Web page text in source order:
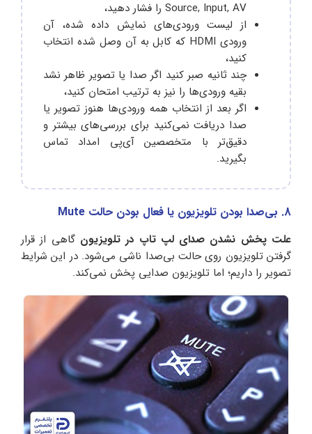
Source, Input, AV را فشار دهید،
از لیست ورودی‌های نمایش داده شده، آن
ورودی HDMI که کابل به آن وصل شده انتخاب
کنید،
چند ثانیه صبر کنید اگر صدا یا تصویر ظاهر نشد
بقیه ورودی‌ها را نیز به ترتیب امتحان کنید،
اگر بعد از انتخاب همه ورودی‌ها هنوز تصویر یا
صدا دریافت نمی‌کنید برای بررسی‌های بیشتر و
دقیق‌تر با متخصصین آی‌پی امداد تماس
بگیرید.
8. بی‌صدا بودن تلویزیون یا فعال بودن حالت Mute
علت پخش نشدن صدای لپ تاپ در تلویزیون گاهی از قرار
گرفتن تلویزیون روی حالت بی‌صدا ناشی می‌شود. در این شرایط
تصویر را داریم؛ اما تلویزیون صدایی پخش نمی‌کند.